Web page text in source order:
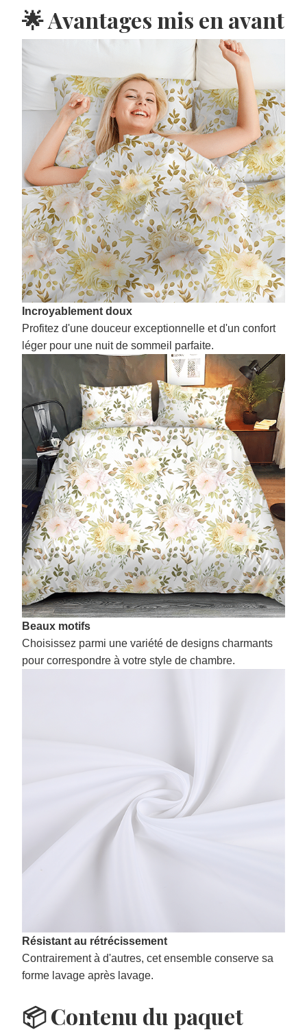
🌟 Avantages mis en avant
Incroyablement doux
Profitez d'une douceur exceptionnelle et d'un confort
léger pour une nuit de sommeil parfaite.
Beaux motifs
Choisissez parmi une variété de designs charmants
pour correspondre à votre style de chambre.
Résistant au rétrécissement
Contrairement à d'autres, cet ensemble conserve sa
forme lavage après lavage.
📦 Contenu du paquet